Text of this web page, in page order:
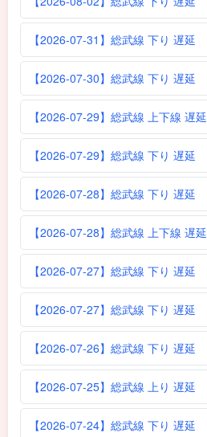
【2026-07-31】総武線 下り 遅延
【2026-07-30】総武線 下り 遅延
【2026-07-29】総武線 上下線 遅延
【2026-07-29】総武線 下り 遅延
【2026-07-28】総武線 下り 遅延
【2026-07-28】総武線 上下線 遅延
【2026-07-27】総武線 下り 遅延
【2026-07-27】総武線 下り 遅延
【2026-07-26】総武線 下り 遅延
【2026-07-25】総武線 上り 遅延
【2026-07-24】総武線 下り 遅延